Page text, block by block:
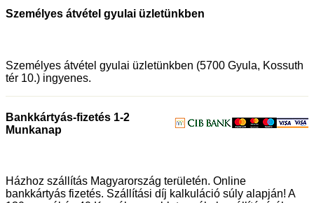
Személyes átvétel gyulai üzletünkben
Személyes átvétel gyulai üzletünkben (5700 Gyula, Kossuth
tér 10.) ingyenes.
Bankkártyás-fizetés 1-2
Munkanap
Házhoz szállítás Magyarország területén. Online
bankkártyás fizetés. Szállítási díj kalkuláció súly alapján! A